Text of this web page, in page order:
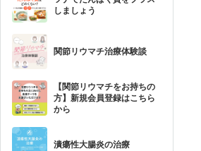
しましょう
関節リウマチ治療体験談
【関節リウマチをお持ちの
方】新規会員登録はこちら
から
潰瘍性大腸炎の治療